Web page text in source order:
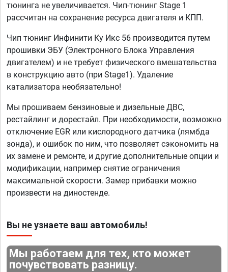
тюнинга не увеличивается. Чип-тюнинг Stage 1
рассчитан на сохранение ресурса двигателя и КПП.
Чип тюнинг Инфинити Ку Икс 56 производится путем
прошивки ЭБУ (Электронного Блока Управления
двигателем) и не требует физического вмешательства
в конструкцию авто (при Stage1). Удаление
катализатора необязательно!
Мы прошиваем бензиновые и дизельные ДВС,
рестайлинг и дорестайл. При необходимости, возможно
отключение EGR или кислородного датчика (лямбда
зонда), и ошибок по ним, что позволяет сэкономить на
их замене и ремонте, и другие дополнительные опции и
модификации, например снятие ограничения
максимальной скорости. Замер прибавки можно
произвести на диностенде.
Вы не узнаете ваш автомобиль!
Мы работаем для тех, кто может
почувствовать разницу.